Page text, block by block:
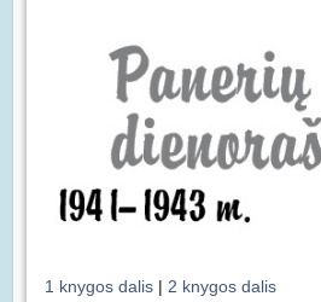
1 knygos dalis | 2 knygos dalis